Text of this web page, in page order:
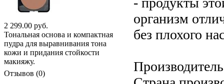
организм
без плохого
2 299.00 руб.
Тональная основа и компактная
пудра для выравнивания тона
кожи и придания стойкости
макияжу.
Отзывов (0)